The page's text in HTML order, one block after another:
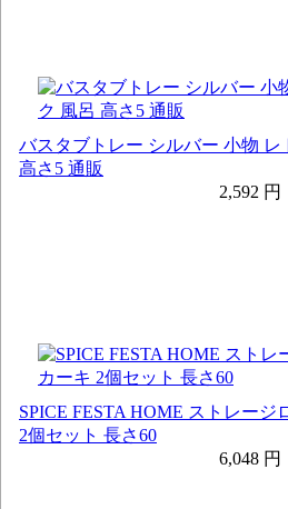
バスタブトレー シルバー 小物 レ
高さ5 通販
2,592 円
SPICE FESTA HOME ストレージ
2個セット 長さ60
6,048 円